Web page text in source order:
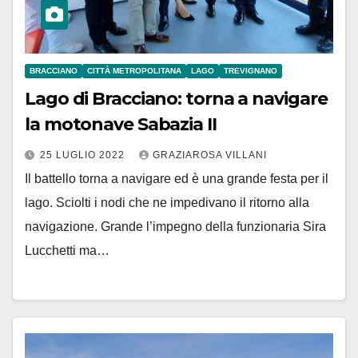
BRACCIANO CITTÀ METROPOLITANA LAGO TREVIGNANO
Lago di Bracciano: torna a navigare
la motonave Sabazia II
25 LUGLIO 2022 GRAZIAROSA VILLANI
Il battello torna a navigare ed è una grande festa per il
lago. Sciolti i nodi che ne impedivano il ritorno alla
navigazione. Grande l’impegno della funzionaria Sira
Lucchetti ma…